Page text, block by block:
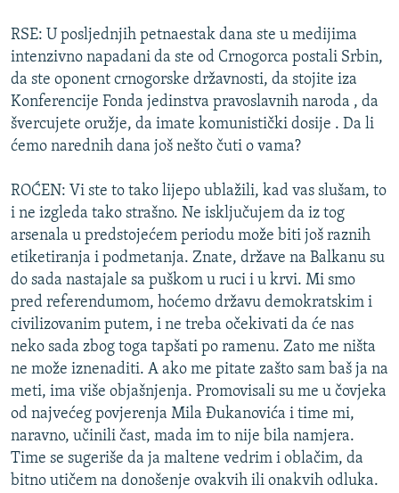
RSE: U posljednjih petnaestak dana ste u medijima
intenzivno napadani da ste od Crnogorca postali Srbin,
da ste oponent crnogorske državnosti, da stojite iza
Konferencije Fonda jedinstva pravoslavnih naroda , da
švercujete oružje, da imate komunistički dosije . Da li
ćemo narednih dana još nešto čuti o vama?
ROĆEN: Vi ste to tako lijepo ublažili, kad vas slušam, to
i ne izgleda tako strašno. Ne isključujem da iz tog
arsenala u predstojećem periodu može biti još raznih
etiketiranja i podmetanja. Znate, države na Balkanu su
do sada nastajale sa puškom u ruci i u krvi. Mi smo
pred referendumom, hoćemo državu demokratskim i
civilizovanim putem, i ne treba očekivati da će nas
neko sada zbog toga tapšati po ramenu. Zato me ništa
ne može iznenaditi. A ako me pitate zašto sam baš ja na
meti, ima više objašnjenja. Promovisali su me u čovjeka
od najvećeg povjerenja Mila Đukanovića i time mi,
naravno, učinili čast, mada im to nije bila namjera.
Time se sugeriše da ja maltene vedrim i oblačim, da
bitno utičem na donošenje ovakvih ili onakvih odluka.